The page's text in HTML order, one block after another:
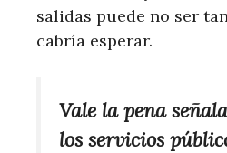
salidas puede no ser
cabría esperar.
Vale la pena
los servicios